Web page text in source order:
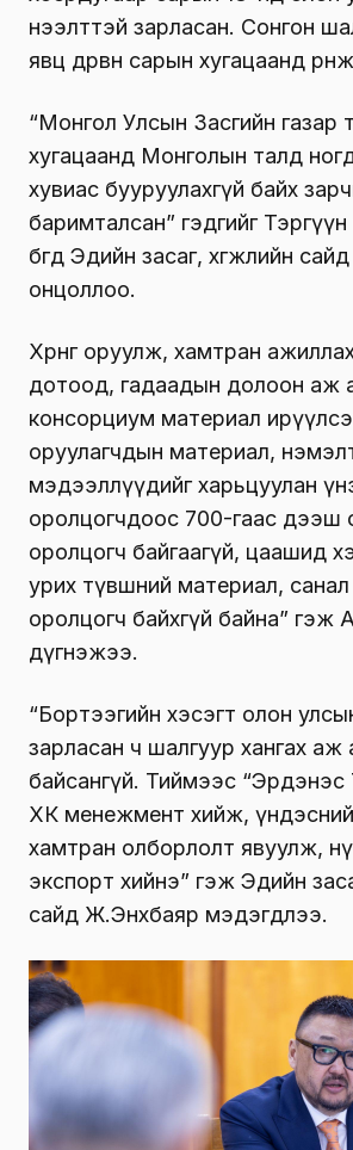
нээлттэй зарласан. Сонгон
явц дөрвөн сарын хугацаанд
“Монгол Улсын Засгийн газар
хугацаанд Монголын талд
хувиас бууруулахгүй байх
баримталсан” гэдгийг
бөгөөд Эдийн засаг, хөгжлийн
онцоллоо.
Хөрөнгө оруулж, хамтран
дотоод, гадаадын долоон аж
консорциум материал ирүүлсэн.
оруулагчдын материал,
мэдээллүүдийг харьцуулан
оролцогчдоос 700-гаас дээш
оролцогч байгаагүй, цаашид
урих түвшний материал,
оролцогч байхгүй байна” гэж
дүгнэжээ.
“Бортээгийн хэсэгт олон
зарласан ч шалгуур хангах аж
байсангүй. Тиймээс “Эрдэнэс
ХК менежмент хийж,
хамтран олборлолт явуулж,
экспорт хийнэ” гэж Эдийн
сайд Ж.Энхбаяр мэдэгдлээ.